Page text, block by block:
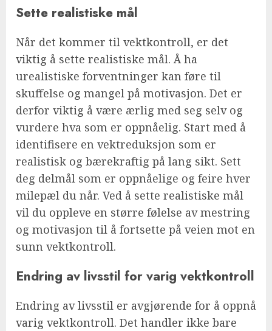
Sette realistiske mål
Når det kommer til vektkontroll, er det
viktig å sette realistiske mål. Å ha
urealistiske forventninger kan føre til
skuffelse og mangel på motivasjon. Det er
derfor viktig å være ærlig med seg selv og
vurdere hva som er oppnåelig. Start med å
identifisere en vektreduksjon som er
realistisk og bærekraftig på lang sikt. Sett
deg delmål som er oppnåelige og feire hver
milepæl du når. Ved å sette realistiske mål
vil du oppleve en større følelse av mestring
og motivasjon til å fortsette på veien mot en
sunn vektkontroll.
Endring av livsstil for varig vektkontroll
Endring av livsstil er avgjørende for å oppnå
varig vektkontroll. Det handler ikke bare